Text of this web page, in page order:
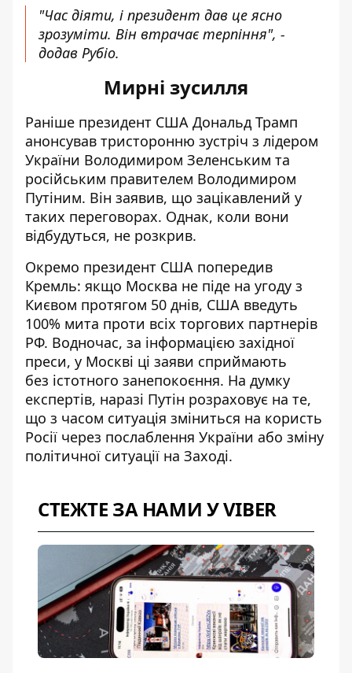
"Час діяти, і президент дав це ясно
зрозуміти. Він втрачає терпіння", -
додав Рубіо.
Мирні зусилля
Раніше президент США Дональд Трамп
анонсував тристоронню зустріч з лідером
України Володимиром Зеленським та
російським правителем Володимиром
Путіним. Він заявив, що зацікавлений у
таких переговорах. Однак, коли вони
відбудуться, не розкрив.
Окремо президент США попередив
Кремль: якщо Москва не піде на угоду з
Києвом протягом 50 днів, США введуть
100% мита проти всіх торгових партнерів
РФ. Водночас, за інформацією західної
преси, у Москві ці заяви сприймають
без істотного занепокоєння. На думку
експертів, наразі Путін розраховує на те,
що з часом ситуація зміниться на користь
Росії через послаблення України або зміну
політичної ситуації на Заході.
СТЕЖТЕ ЗА НАМИ У VIBER